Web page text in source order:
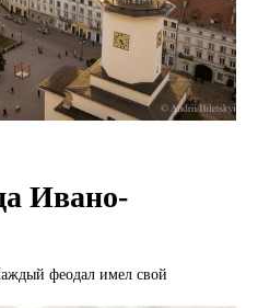
Ивано-
феодал имел свой